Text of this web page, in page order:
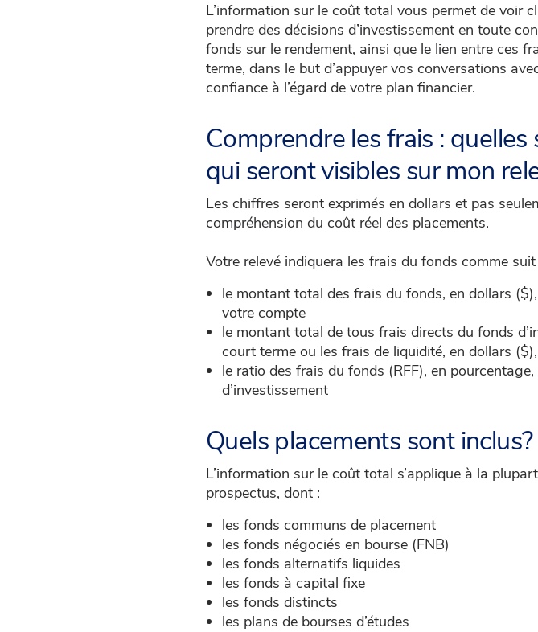
L’information sur le coût total vous permet de voir
prendre des décisions d’investissement en toute
fonds sur le rendement, ainsi que le lien entre ces
terme, dans le but d’appuyer vos conversations
confiance à l’égard de votre plan financier.
Comprendre les frais :
qui seront visibles sur mon
Les chiffres seront exprimés en dollars et pas
compréhension du coût réel des placements.
Votre relevé indiquera les frais du fonds comme suit
le montant total des frais du fonds, en dollars
votre compte
le montant total de tous frais directs du fonds
court terme ou les frais de liquidité, en dollars ($),
le ratio des frais du fonds (RFF), en
d’investissement
Quels placements sont inclus?
L’information sur le coût total s’applique à la
prospectus, dont :
les fonds communs de placement
les fonds négociés en bourse (FNB)
les fonds alternatifs liquides
les fonds à capital fixe
les fonds distincts
les plans de bourses d’études